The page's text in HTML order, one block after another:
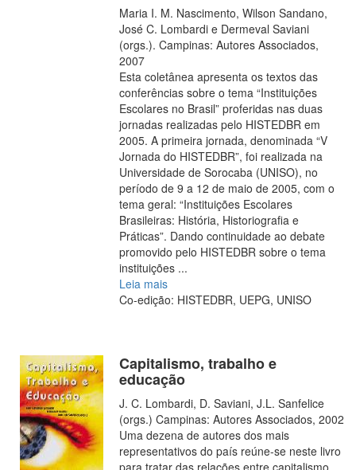
Maria I. M. Nascimento, Wilson Sandano,
José C. Lombardi e Dermeval Saviani
(orgs.). Campinas: Autores Associados,
2007
Esta coletânea apresenta os textos das
conferências sobre o tema “Instituições
Escolares no Brasil” proferidas nas duas
jornadas realizadas pelo HISTEDBR em
2005. A primeira jornada, denominada “V
Jornada do HISTEDBR”, foi realizada na
Universidade de Sorocaba (UNISO), no
período de 9 a 12 de maio de 2005, com o
tema geral: “Instituições Escolares
Brasileiras: História, Historiografia e
Práticas”. Dando continuidade ao debate
promovido pelo HISTEDBR sobre o tema
instituições ...
Leia mais
Co-edição: HISTEDBR, UEPG, UNISO
Capitalismo, trabalho e
educação
J. C. Lombardi, D. Saviani, J.L. Sanfelice
(orgs.) Campinas: Autores Associados, 2002
Uma dezena de autores dos mais
representativos do país reúne-se neste livro
para tratar das relações entre capitalismo,